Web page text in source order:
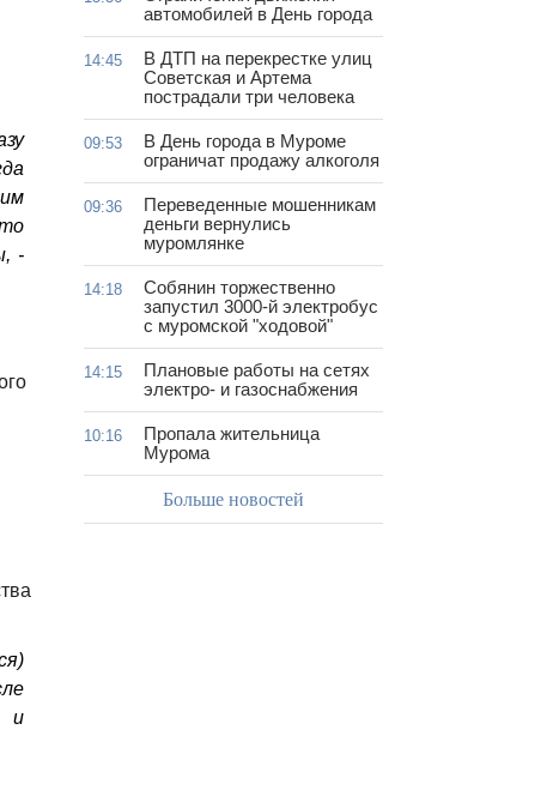
-
и
автомобилей в День города
14:45
В ДТП на перекрестке улиц
Советская и Артема
пострадали три человека
09:53
В День города в Муроме
ограничат продажу алкоголя
09:36
Переведенные мошенникам
деньги вернулись
муромлянке
14:18
Собянин торжественно
запустил 3000-й электробус
с муромской "ходовой"
14:15
Плановые работы на сетях
электро- и газоснабжения
10:16
Пропала жительница
Мурома
Больше новостей